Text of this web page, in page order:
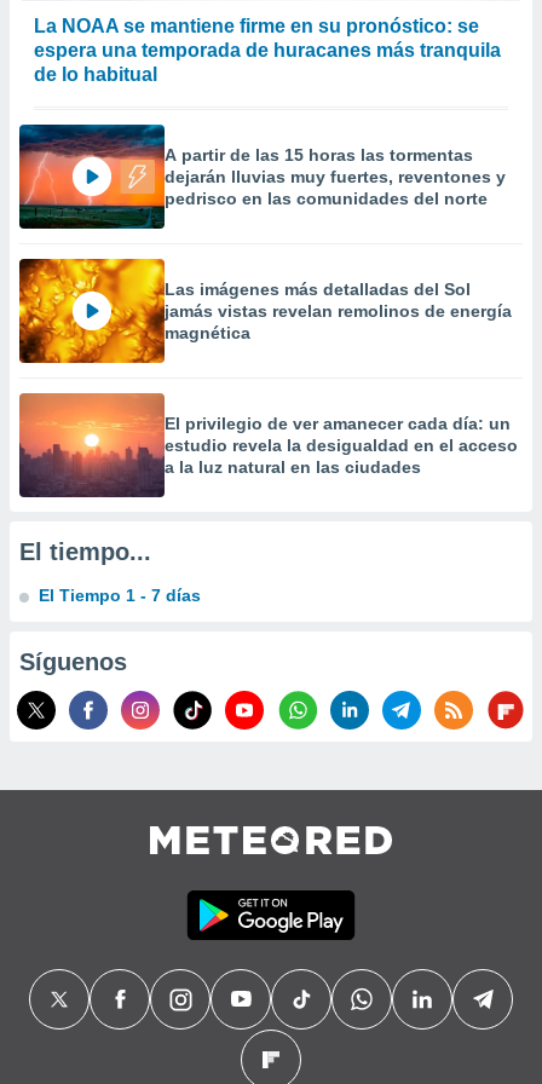
crear un
la
contenido
medir el
de la
el
de
a través
de
de
de
uso de
con el
e
publicidad
La NOAA se mantiene firme en su pronóstico: se
espera una temporada de huracanes más tranquila
de lo habitual
A partir de las 15 horas las tormentas
dejarán lluvias muy fuertes, reventones y
pedrisco en las comunidades del norte
Las imágenes más detalladas del Sol
jamás vistas revelan remolinos de energía
magnética
El privilegio de ver amanecer cada día: un
estudio revela la desigualdad en el acceso
a la luz natural en las ciudades
El tiempo...
El Tiempo 1 - 7 días
Síguenos